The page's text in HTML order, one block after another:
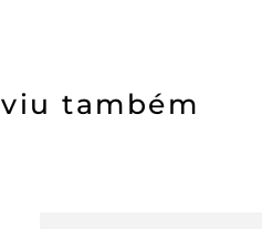
viu também